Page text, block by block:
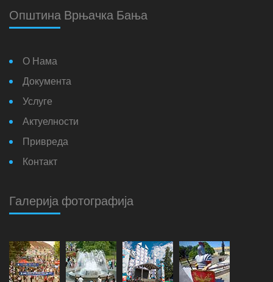
Општина Врњачка Бања
О Нама
Документа
Услуге
Актуелности
Привреда
Контакт
Галерија фотографија